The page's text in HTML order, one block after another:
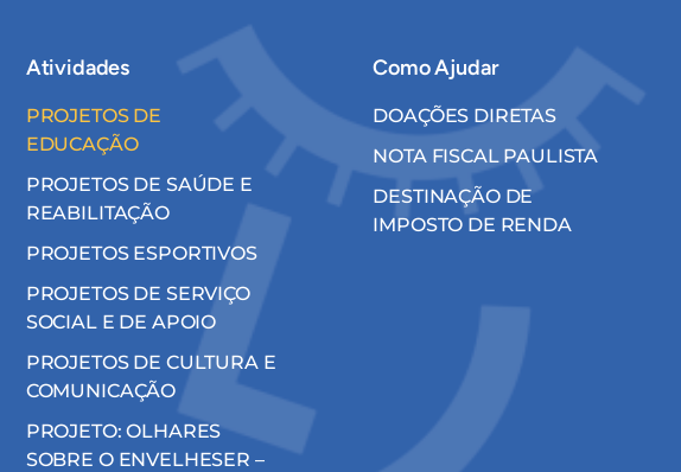
Atividades
PROJETOS DE
EDUCAÇÃO
PROJETOS DE SAÚDE E
REABILITAÇÃO
PROJETOS ESPORTIVOS
PROJETOS DE SERVIÇO
SOCIAL E DE APOIO
PROJETOS DE CULTURA E
COMUNICAÇÃO
PROJETO: OLHARES
SOBRE O ENVELHESER –
Como Ajudar
DOAÇÕES DIRETAS
NOTA FISCAL PAULISTA
DESTINAÇÃO DE
IMPOSTO DE RENDA